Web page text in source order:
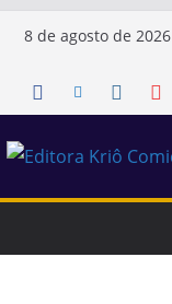
8 de agosto de 2026